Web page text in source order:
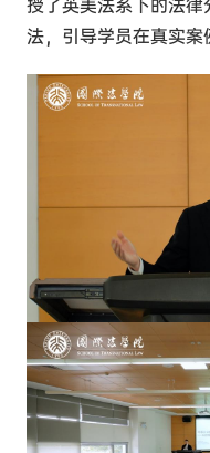
授了英美法系下的法
法，引导学员在真实案